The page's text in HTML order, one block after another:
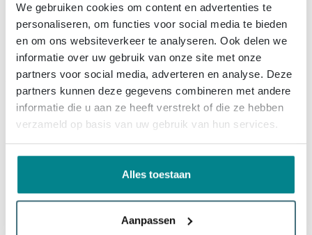
We gebruiken cookies om content en advertenties te
personaliseren, om functies voor social media te bieden
en om ons websiteverkeer te analyseren. Ook delen we
informatie over uw gebruik van onze site met onze
partners voor social media, adverteren en analyse. Deze
partners kunnen deze gegevens combineren met andere
informatie die u aan ze heeft verstrekt of die ze hebben
verzameld op basis van uw gebruik van hun services.
Alles toestaan
Aanpassen
Levering:1 - 2 weken
89,95
Tiger Noon Douchemand -
22x22x8cm - hoekmodel -
geborsteld RVS
Levering:1 - 2 weken